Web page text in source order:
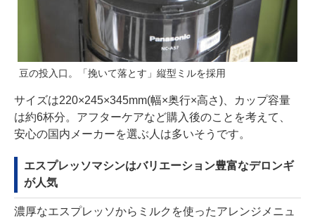
豆の投入口。「挽いて落とす」縦型ミルを採用
サイズは220×245×345mm(幅×奥行×高さ)、カップ容量
は約6杯分。アフターケアなど購入後のことを考えて、
安心の国内メーカーを選ぶ人は多いそうです。
エスプレッソマシンはバリエーション豊富なデロンギ
が人気
濃厚なエスプレッソからミルクを使ったアレンジメニュ